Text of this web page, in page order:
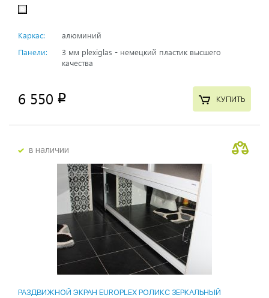
Каркас:
алюминий
Панели:
3 мм plexiglas - немецкий пластик высшего
качества
6 550 p КУПИТЬ
в наличии
РАЗДВИЖНОЙ ЭКРАН EUROPLEX РОЛИКС ЗЕРКАЛЬНЫЙ